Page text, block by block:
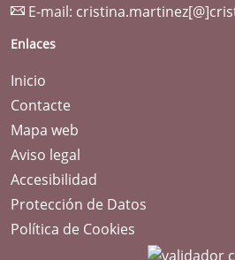
E-mail:
Enlaces
Inicio
Contacte
Mapa web
Aviso legal
Accesibilidad
Protección de Datos
Política de Cookies